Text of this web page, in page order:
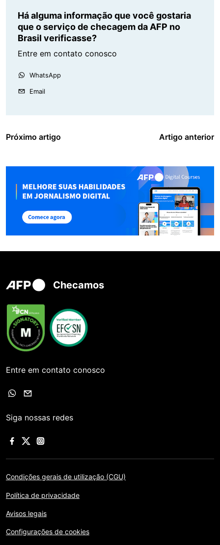
Há alguma informação que você gostaria
que o serviço de checagem da AFP no
Brasil verificasse?
Entre em contato conosco
WhatsApp
Email
Próximo artigo Artigo anterior
Checamos
Entre em contato conosco
Siga nossas redes
Condições gerais de utilização (CGU)
Política de privacidade
Avisos legais
Configurações de cookies